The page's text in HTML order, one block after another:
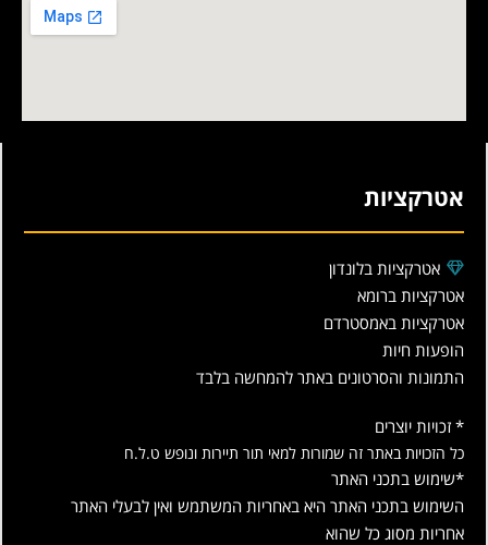
אטרקציות
אטרקציות בלונדון
אטרקציות ברומא
אטרקציות באמסטרדם
הופעות חיות
התמונות והסרטונים באתר להמחשה בלבד
* זכויות יוצרים
כל הזכויות באתר זה שמורות למאי תור תיירות ונופש ט.ל.ח
*שימוש בתכני האתר
השימוש בתכני האתר היא באחריות המשתמש ואין לבעלי האתר
אחריות מסוג כל שהוא